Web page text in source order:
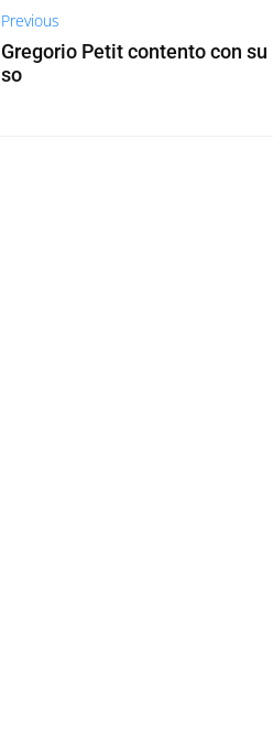
Previous
Gregorio Petit contento con su
so